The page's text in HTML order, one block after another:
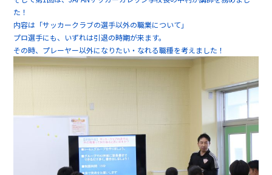
た！
内容は「サッカークラブの選手以外の職業について」
プロ選手にも、いずれは引退の時期が来ます。
その時、プレーヤー以外になりたい・なれる職種を考えました！